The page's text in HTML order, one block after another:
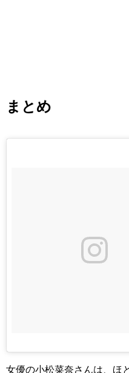
まとめ
女優の小松菜奈さんは、ほ